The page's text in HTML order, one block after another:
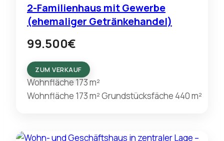
2-Familienhaus mit Gewerbe
(ehemaliger Getränkehandel)
99.500€
ZUM VERKAUF
Wohnfläche 173 m²
Wohnfläche 173 m²Grundstücksfäche 440 m²